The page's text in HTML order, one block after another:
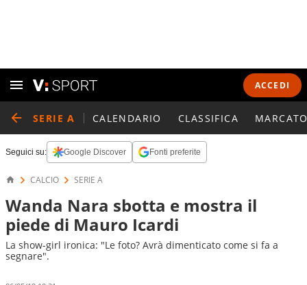
ACCEDI
SERIE A CALENDARIO CLASSIFICA
Seguici su: Google Discover Fonti preferite
CALCIO SERIE A
Wanda Nara sbotta e mostra il
piede di Mauro Icardi
La show-girl ironica: "Le foto? Avrà dimenticato come si fa a
segnare".